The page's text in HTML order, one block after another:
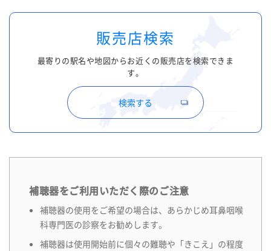
販売店検索
最寄りの駅名や地図からお近くの販売店を検索できま
す。
検索する
補聴器をご利用いただく際のご注意
補聴器の使用をご希望の場合は、あらかじめ耳鼻咽喉
科専門医の診察をお勧めします。
補聴器は使用開始前に個々の難聴や「きこえ」の程度